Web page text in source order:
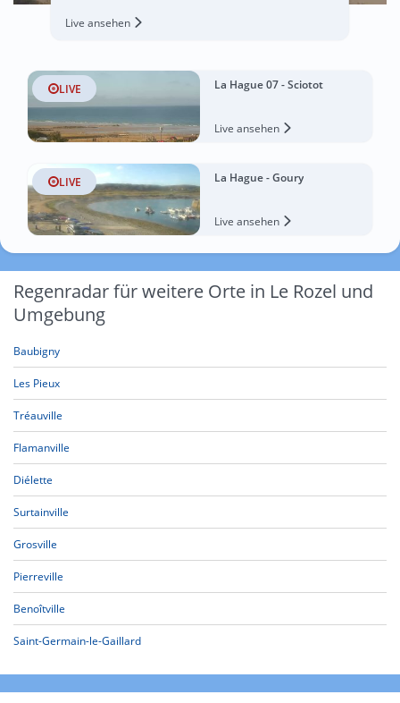
Live ansehen
LIVE La Hague 07 - Sciotot
Live ansehen
LIVE La Hague - Goury
Live ansehen
Regenradar für weitere Orte in Le Rozel und
Umgebung
Baubigny
Les Pieux
Tréauville
Flamanville
Diélette
Surtainville
Grosville
Pierreville
Benoîtville
Saint-Germain-le-Gaillard